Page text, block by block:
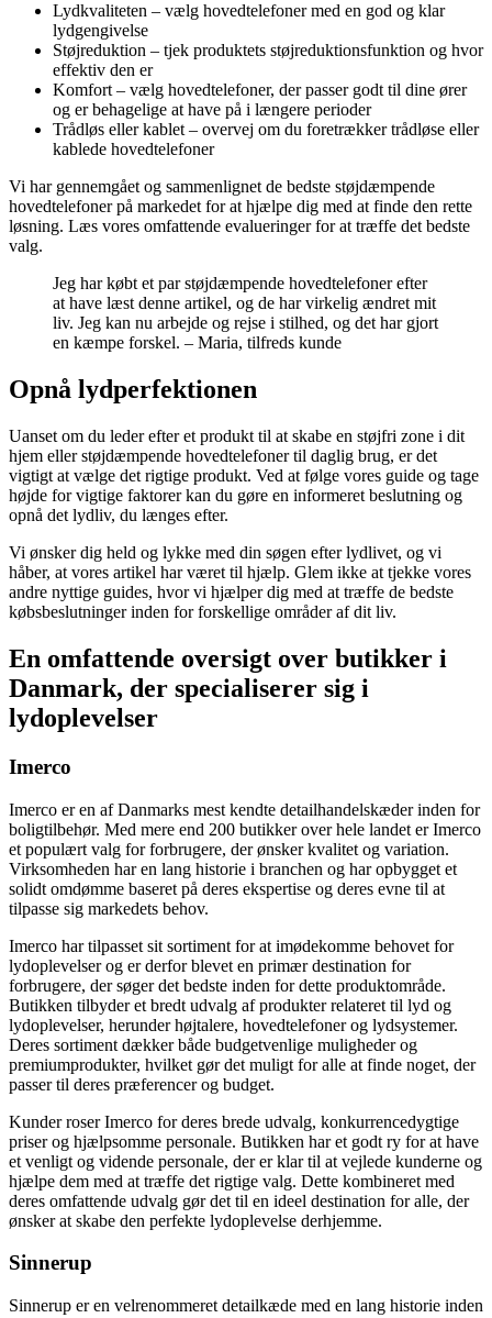
Lydkvaliteten – vælg hovedtelefoner med en god og klar
lydgengivelse
Støjreduktion – tjek produktets støjreduktionsfunktion og hvor
effektiv den er
Komfort – vælg hovedtelefoner, der passer godt til dine ører
og er behagelige at have på i længere perioder
Trådløs eller kablet – overvej om du foretrækker trådløse eller
kablede hovedtelefoner
Vi har gennemgået og sammenlignet de bedste støjdæmpende
hovedtelefoner på markedet for at hjælpe dig med at finde den rette
løsning. Læs vores omfattende evalueringer for at træffe det bedste
valg.
Jeg har købt et par støjdæmpende hovedtelefoner efter
at have læst denne artikel, og de har virkelig ændret mit
liv. Jeg kan nu arbejde og rejse i stilhed, og det har gjort
en kæmpe forskel. – Maria, tilfreds kunde
Opnå lydperfektionen
Uanset om du leder efter et produkt til at skabe en støjfri zone i dit
hjem eller støjdæmpende hovedtelefoner til daglig brug, er det
vigtigt at vælge det rigtige produkt. Ved at følge vores guide og tage
højde for vigtige faktorer kan du gøre en informeret beslutning og
opnå det lydliv, du længes efter.
Vi ønsker dig held og lykke med din søgen efter lydlivet, og vi
håber, at vores artikel har været til hjælp. Glem ikke at tjekke vores
andre nyttige guides, hvor vi hjælper dig med at træffe de bedste
købsbeslutninger inden for forskellige områder af dit liv.
En omfattende oversigt over butikker i
Danmark, der specialiserer sig i
lydoplevelser
Imerco
Imerco er en af Danmarks mest kendte detailhandelskæder inden for
boligtilbehør. Med mere end 200 butikker over hele landet er Imerco
et populært valg for forbrugere, der ønsker kvalitet og variation.
Virksomheden har en lang historie i branchen og har opbygget et
solidt omdømme baseret på deres ekspertise og deres evne til at
tilpasse sig markedets behov.
Imerco har tilpasset sit sortiment for at imødekomme behovet for
lydoplevelser og er derfor blevet en primær destination for
forbrugere, der søger det bedste inden for dette produktområde.
Butikken tilbyder et bredt udvalg af produkter relateret til lyd og
lydoplevelser, herunder højtalere, hovedtelefoner og lydsystemer.
Deres sortiment dækker både budgetvenlige muligheder og
premiumprodukter, hvilket gør det muligt for alle at finde noget, der
passer til deres præferencer og budget.
Kunder roser Imerco for deres brede udvalg, konkurrencedygtige
priser og hjælpsomme personale. Butikken har et godt ry for at have
et venligt og vidende personale, der er klar til at vejlede kunderne og
hjælpe dem med at træffe det rigtige valg. Dette kombineret med
deres omfattende udvalg gør det til en ideel destination for alle, der
ønsker at skabe den perfekte lydoplevelse derhjemme.
Sinnerup
Sinnerup er en velrenommeret detailkæde med en lang historie inden